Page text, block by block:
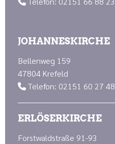

JOHANNESKIRCHE
Bellenweg 159
47804 Krefeld
 Telefon: 02151 60 27 48
ERLÖSERKIRCHE
Forstwaldstraße 91-93